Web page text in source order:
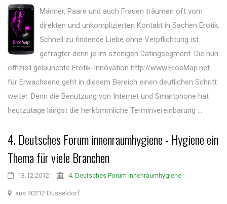
Männer, Paare und auch Frauen träumen oft vom
direkten und unkomplizierten Kontakt in Sachen Erotik.
Schnell zu findende Liebe ohne Verpflichtung ist
gefragter denn je im szenigen Datingsegment. Die nun
offiziell gelaunchte Erotik-Innovation http://www.ErosMap.net
für Erwachsene geht in diesem Bereich einen deutlichen Schritt
weiter. Denn die Benutzung von Internet und Smartphone hat
heutzutage längst die herkömmliche Terminvereinbarung ...
4. Deutsches Forum innenraumhygiene - Hygiene ein
Thema für viele Branchen
13.12.2012 4. Deutsches Forum innenraumhygiene
aus 40212 Düsseldorf